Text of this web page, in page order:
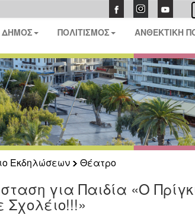
ΠΟΛΙΤΙΣΜΟΣ ΑΝΘΕΚΤΙΚΗ
Εκδηλώσεων
Θέατρο
για Παιδία «Ο